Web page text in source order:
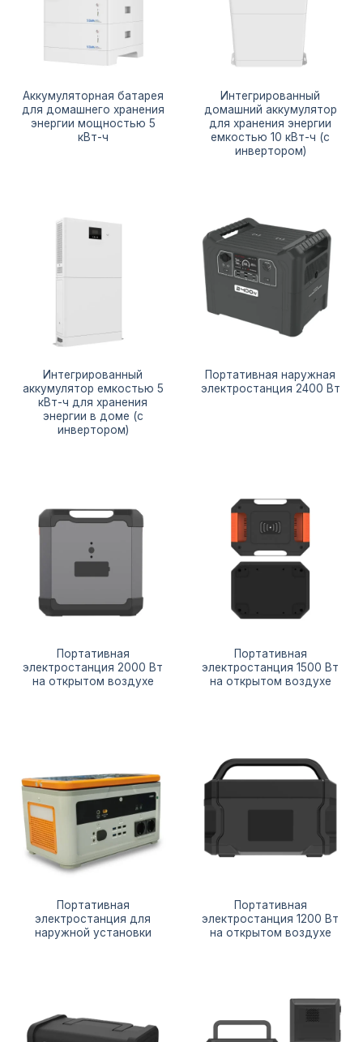
Аккумуляторная батарея
для домашнего хранения
энергии мощностью 5
кВт-ч
Интегрированный
домашний аккумулятор
для хранения энергии
емкостью 10 кВт-ч (с
инвертором)
Интегрированный
аккумулятор емкостью 5
кВт-ч для хранения
энергии в доме (с
инвертором)
Портативная наружная
электростанция 2400 Вт
Портативная
электростанция 2000 Вт
на открытом воздухе
Портативная
электростанция 1500 Вт
на открытом воздухе
Портативная
электростанция для
наружной установки
Портативная
электростанция 1200 Вт
на открытом воздухе